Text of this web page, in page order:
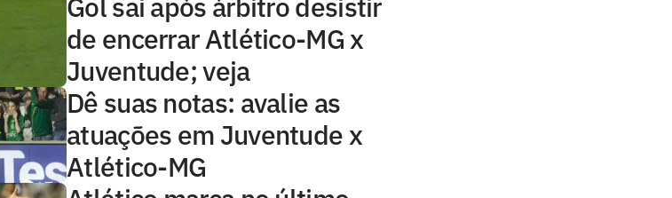
Gol sai após árbitro desistir
de encerrar Atlético-MG x
Juventude; veja
Dê suas notas: avalie as
atuações em Juventude x
Atlético-MG